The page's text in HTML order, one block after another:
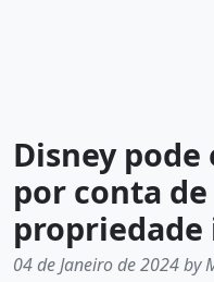
Disney
por conta
04 de Janeiro de 2024 by